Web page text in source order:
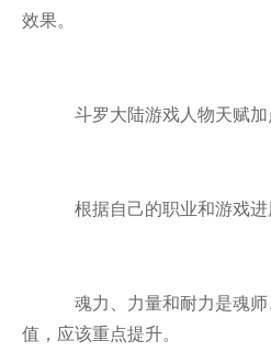
效果。
斗罗大陆游戏人物天赋加
根据自己的职业和游戏进
魂力、力量和耐力是魂师
值，应该重点提升。